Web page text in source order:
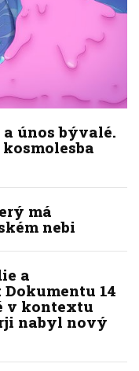
únos bývalé.
má
nebi
a
14
v kontextu
nabyl nový